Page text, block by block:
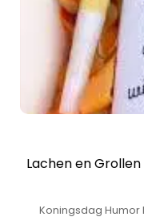
Lachen en
Koningsdag Humor